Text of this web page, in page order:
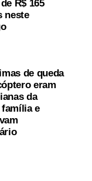
R$ 165
neste
de queda
eram
da
família e